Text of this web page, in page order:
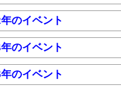
のイベント
のイベント
のイベント